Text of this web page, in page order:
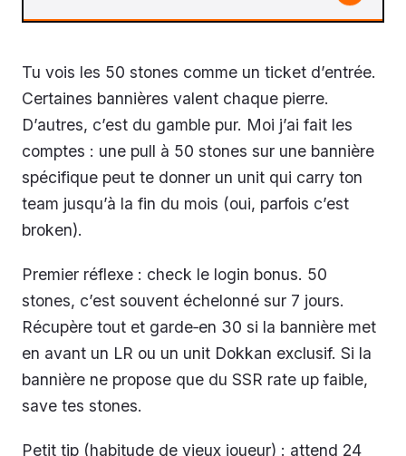
Tu vois les 50 stones comme un ticket d’entrée.
Certaines bannières valent chaque pierre.
D’autres, c’est du gamble pur. Moi j’ai fait les
comptes : une pull à 50 stones sur une bannière
spécifique peut te donner un unit qui carry ton
team jusqu’à la fin du mois (oui, parfois c’est
broken).
Premier réflexe : check le login bonus. 50
stones, c’est souvent échelonné sur 7 jours.
Récupère tout et garde‑en 30 si la bannière met
en avant un LR ou un unit Dokkan exclusif. Si la
bannière ne propose que du SSR rate up faible,
save tes stones.
Petit tip (habitude de vieux joueur) : attend 24